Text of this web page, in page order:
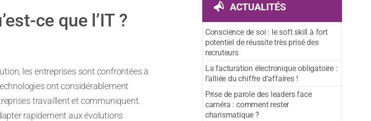
ce que l’IT ?
les entreprises sont confrontées à
ont considérablement
travaillent et communiquent.
rapidement aux évolutions
ACTUALITÉS
Conscience de soi : le soft skill à fort
potentiel de réussite très prisé des
recruteurs
La facturation électronique obligatoire :
l’alliée du chiffre d’affaires !
Prise de parole des leaders face
caméra : comment rester
charismatique ?